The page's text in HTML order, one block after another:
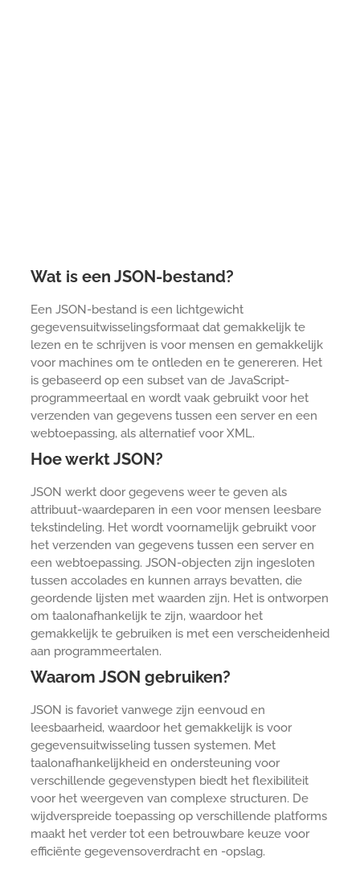
Wat is een JSON-bestand?
Een JSON-bestand is een lichtgewicht
gegevensuitwisselingsformaat dat gemakkelijk te
lezen en te schrijven is voor mensen en gemakkelijk
voor machines om te ontleden en te genereren. Het
is gebaseerd op een subset van de JavaScript-
programmeertaal en wordt vaak gebruikt voor het
verzenden van gegevens tussen een server en een
webtoepassing, als alternatief voor XML.
Hoe werkt JSON?
JSON werkt door gegevens weer te geven als
attribuut-waardeparen in een voor mensen leesbare
tekstindeling. Het wordt voornamelijk gebruikt voor
het verzenden van gegevens tussen een server en
een webtoepassing. JSON-objecten zijn ingesloten
tussen accolades en kunnen arrays bevatten, die
geordende lijsten met waarden zijn. Het is ontworpen
om taalonafhankelijk te zijn, waardoor het
gemakkelijk te gebruiken is met een verscheidenheid
aan programmeertalen.
Waarom JSON gebruiken?
JSON is favoriet vanwege zijn eenvoud en
leesbaarheid, waardoor het gemakkelijk is voor
gegevensuitwisseling tussen systemen. Met
taalonafhankelijkheid en ondersteuning voor
verschillende gegevenstypen biedt het flexibiliteit
voor het weergeven van complexe structuren. De
wijdverspreide toepassing op verschillende platforms
maakt het verder tot een betrouwbare keuze voor
efficiënte gegevensoverdracht en -opslag.